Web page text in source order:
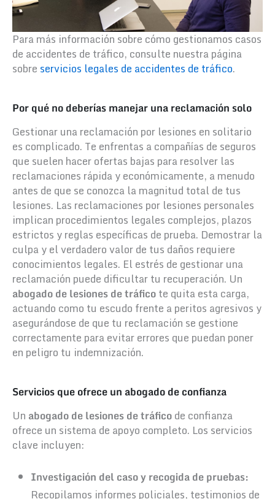
Para más información sobre cómo gestionamos casos
de accidentes de tráfico, consulte nuestra página
sobre servicios legales de accidentes de tráfico.
Por qué no deberías manejar una reclamación solo
Gestionar una reclamación por lesiones en solitario
es complicado. Te enfrentas a compañías de seguros
que suelen hacer ofertas bajas para resolver las
reclamaciones rápida y económicamente, a menudo
antes de que se conozca la magnitud total de tus
lesiones. Las reclamaciones por lesiones personales
implican procedimientos legales complejos, plazos
estrictos y reglas específicas de prueba. Demostrar la
culpa y el verdadero valor de tus daños requiere
conocimientos legales. El estrés de gestionar una
reclamación puede dificultar tu recuperación. Un
abogado de lesiones de tráficote quita esta carga,
actuando como tu escudo frente a peritos agresivos y
asegurándose de que tu reclamación se gestione
correctamente para evitar errores que puedan poner
en peligro tu indemnización.
Servicios que ofrece un abogado de confianza
Un abogado de lesiones de tráficode confianza
ofrece un sistema de apoyo completo. Los servicios
clave incluyen:
Investigación del caso y recogida de pruebas:
Recopilamos informes policiales, testimonios de